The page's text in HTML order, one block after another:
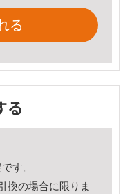
る
る
す。
換の場合に限りま